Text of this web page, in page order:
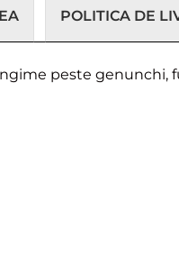
POLITICA DE
peste